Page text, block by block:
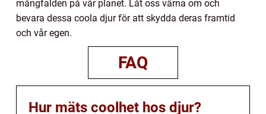
mångfalden på vår planet. Låt oss värna om och
bevara dessa coola djur för att skydda deras framtid
och vår egen.
FAQ
Hur mäts coolhet hos djur?